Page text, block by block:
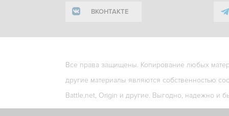
ВКОНТАКТЕ
Все права защищены. Копирование любых
другие материалы являются собственностью
Battle.net, Origin и другие. Выгодно, надежно и